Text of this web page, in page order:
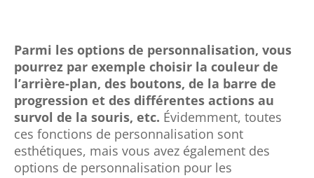
l’arrière-plan, des boutons, de la barre de
progression et des différentes actions au
survol de la souris, etc.Évidemment, toutes
ces fonctions de personnalisation sont
esthétiques, mais vous avez également des
options de personnalisation pour les
informations que vous souhaitez afficher ou pas
sur le Player, on n’y reviendra un peu plus tard.